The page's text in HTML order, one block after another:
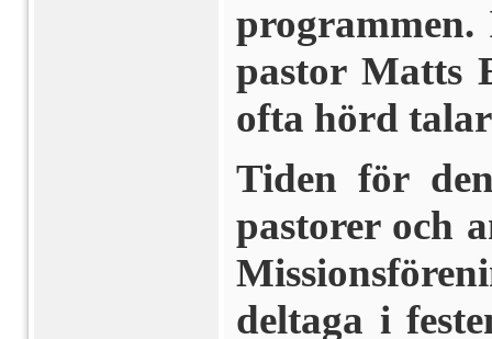
pastor Matts
ofta hörd
Tiden för
pastorer och
deltaga i